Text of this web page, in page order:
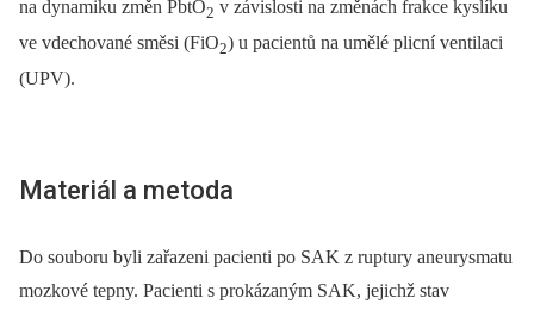
na dynamiku změn PbtO2 v závislosti na změnách frakce kyslíku
ve vdechované směsi (FiO2) u pacientů na umělé plicní ventilaci
(UPV).
Materiál a metoda
Do souboru byli zařazeni pacienti po SAK z ruptury aneurysmatu
mozkové tepny. Pacienti s prokázaným SAK, jejichž stav